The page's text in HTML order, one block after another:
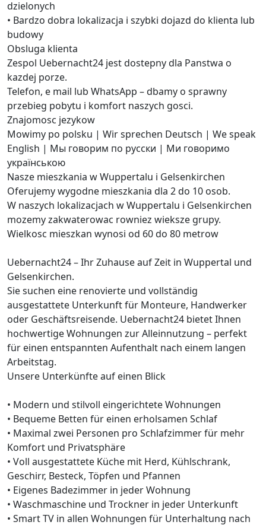
dzielonych
• Bardzo dobra lokalizacja i szybki dojazd do klienta lub
budowy
Obsluga klienta
Zespol Uebernacht24 jest dostepny dla Panstwa o
kazdej porze.
Telefon, e mail lub WhatsApp – dbamy o sprawny
przebieg pobytu i komfort naszych gosci.
Znajomosc jezykow
Mowimy po polsku | Wir sprechen Deutsch | We speak
English | Мы говорим по русски | Ми говоримо
українською
Nasze mieszkania w Wuppertalu i Gelsenkirchen
Oferujemy wygodne mieszkania dla 2 do 10 osob.
W naszych lokalizacjach w Wuppertalu i Gelsenkirchen
mozemy zakwaterowac rowniez wieksze grupy.
Wielkosc mieszkan wynosi od 60 do 80 metrow
Uebernacht24 – Ihr Zuhause auf Zeit in Wuppertal und
Gelsenkirchen.
Sie suchen eine renovierte und vollständig
ausgestattete Unterkunft für Monteure, Handwerker
oder Geschäftsreisende. Uebernacht24 bietet Ihnen
hochwertige Wohnungen zur Alleinnutzung – perfekt
für einen entspannten Aufenthalt nach einem langen
Arbeitstag.
Unsere Unterkünfte auf einen Blick
• Modern und stilvoll eingerichtete Wohnungen
• Bequeme Betten für einen erholsamen Schlaf
• Maximal zwei Personen pro Schlafzimmer für mehr
Komfort und Privatsphäre
• Voll ausgestattete Küche mit Herd, Kühlschrank,
Geschirr, Besteck, Töpfen und Pfannen
• Eigenes Badezimmer in jeder Wohnung
• Waschmaschine und Trockner in jeder Unterkunft
• Smart TV in allen Wohnungen für Unterhaltung nach